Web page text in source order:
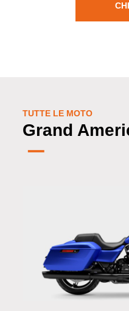
TUTTE LE MOTO
Grand